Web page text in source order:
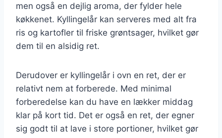
men også en dejlig aroma, der fylder hele
køkkenet. Kyllingelår kan serveres med alt fra
ris og kartofler til friske grøntsager, hvilket gør
dem til en alsidig ret.
Derudover er kyllingelår i ovn en ret, der er
relativt nem at forberede. Med minimal
forberedelse kan du have en lækker middag
klar på kort tid. Det er også en ret, der egner
sig godt til at lave i store portioner, hvilket gør